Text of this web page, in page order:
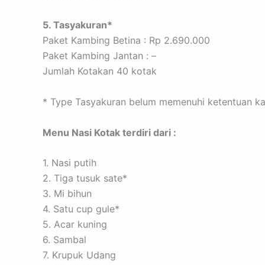
5. Tasyakuran*
Paket Kambing Betina : Rp 2.690.000
Paket Kambing Jantan : –
Jumlah Kotakan 40 kotak
* Type Tasyakuran belum memenuhi ketentuan
Menu Nasi Kotak terdiri dari :
1. Nasi putih
2. Tiga tusuk sate*
3. Mi bihun
4. Satu cup gule*
5. Acar kuning
6. Sambal
7. Krupuk Udang